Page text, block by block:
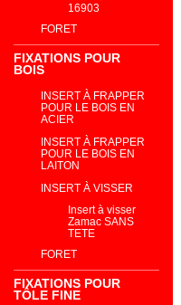
16903
FORET
FIXATIONS POUR
BOIS
INSERT À FRAPPER
POUR LE BOIS EN
ACIER
INSERT À FRAPPER
POUR LE BOIS EN
LAITON
INSERT À VISSER
Insert à visser
Zamac SANS
TETE
FORET
FIXATIONS POUR
TÔLE FINE